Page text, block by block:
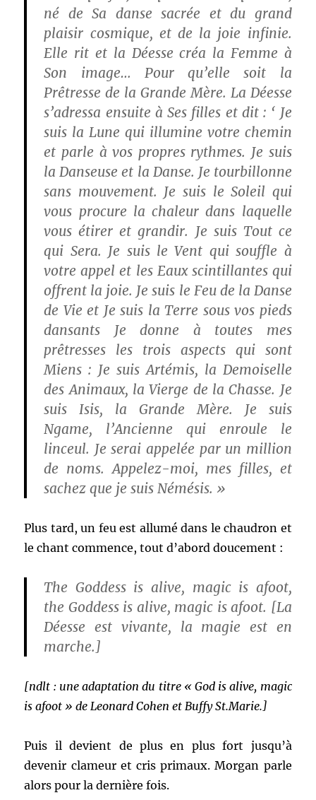
né de Sa danse sacrée et du grand
plaisir cosmique, et de la joie infinie.
Elle rit et la Déesse créa la Femme à
Son image… Pour qu’elle soit la
Prêtresse de la Grande Mère. La Déesse
s’adressa ensuite à Ses filles et dit : ‘ Je
suis la Lune qui illumine votre chemin
et parle à vos propres rythmes. Je suis
la Danseuse et la Danse. Je tourbillonne
sans mouvement. Je suis le Soleil qui
vous procure la chaleur dans laquelle
vous étirer et grandir. Je suis Tout ce
qui Sera. Je suis le Vent qui souffle à
votre appel et les Eaux scintillantes qui
offrent la joie. Je suis le Feu de la Danse
de Vie et Je suis la Terre sous vos pieds
dansants Je donne à toutes mes
prêtresses les trois aspects qui sont
Miens : Je suis Artémis, la Demoiselle
des Animaux, la Vierge de la Chasse. Je
suis Isis, la Grande Mère. Je suis
Ngame, l’Ancienne qui enroule le
linceul. Je serai appelée par un million
de noms. Appelez-moi, mes filles, et
sachez que je suis Némésis. »
Plus tard, un feu est allumé dans le chaudron et
le chant commence, tout d’abord doucement :
The Goddess is alive, magic is afoot,
the Goddess is alive, magic is afoot. [La
Déesse est vivante, la magie est en
marche.]
[ndlt : une adaptation du titre « God is alive, magic
is afoot » de Leonard Cohen et Buffy St.Marie.]
Puis il devient de plus en plus fort jusqu’à
devenir clameur et cris primaux. Morgan parle
alors pour la dernière fois.